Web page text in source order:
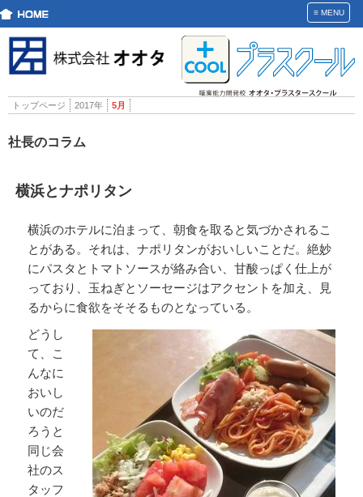
≡MENU
トップページ 2017年 5月
社長のコラム
横浜とナポリタン
横浜のホテルに泊まって、朝食を取ると気づかされるこ
とがある。それは、ナポリタンがおいしいことだ。絶妙
にパスタとトマトソースが絡み合い、甘酸っぱく仕上が
っており、玉ねぎとソーセージはアクセントを加え、見
るからに食欲をそそるものとなっている。
どうし
て、こ
んなに
おいし
いのだ
ろうと
同じ会
社のス
タッフ